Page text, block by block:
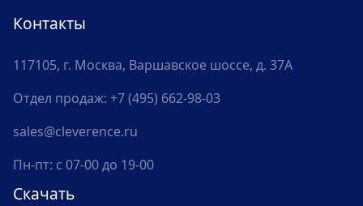
Контакты
117105, г. Москва, Варшавское шоссе, д. 37А
Отдел продаж: +7 (495) 662-98-03
sales@cleverence.ru
Пн-пт: с 07-00 до 19-00
Скачать